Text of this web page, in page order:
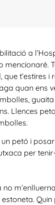
a
mencionaré.
t’estires i
quan ens
Llences
petó i
per